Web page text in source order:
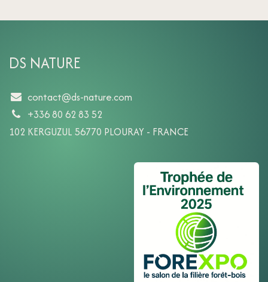
DS NATURE
contact@ds-nature.com
+336 80 62 83 52
102 KERGUZUL 56770 PLOURAY - FRANCE